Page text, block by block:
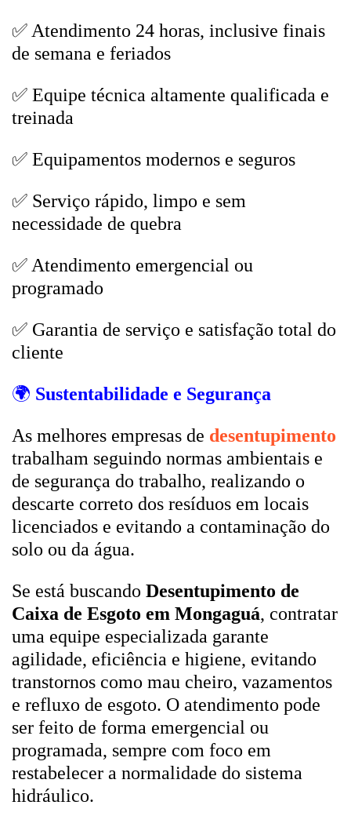
✅ Atendimento 24 horas, inclusive finais
de semana e feriados
✅ Equipe técnica altamente qualificada e
treinada
✅ Equipamentos modernos e seguros
✅ Serviço rápido, limpo e sem
necessidade de quebra
✅ Atendimento emergencial ou
programado
✅ Garantia de serviço e satisfação total do
cliente
🌍 Sustentabilidade e Segurança
As melhores empresas de desentupimento
trabalham seguindo normas ambientais e
de segurança do trabalho, realizando o
descarte correto dos resíduos em locais
licenciados e evitando a contaminação do
solo ou da água.
Se está buscando Desentupimento de
Caixa de Esgoto em Mongaguá, contratar
uma equipe especializada garante
agilidade, eficiência e higiene, evitando
transtornos como mau cheiro, vazamentos
e refluxo de esgoto. O atendimento pode
ser feito de forma emergencial ou
programada, sempre com foco em
restabelecer a normalidade do sistema
hidráulico.